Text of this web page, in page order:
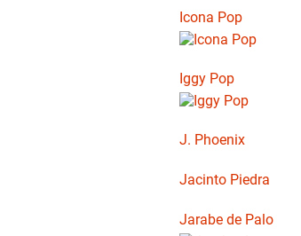
Icona Pop
Iggy Pop
J. Phoenix
Jacinto Piedra
Jarabe de Palo